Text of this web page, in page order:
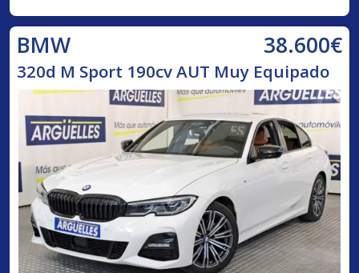
BMW 38.600€
320d M Sport 190cv AUT Muy Equipado